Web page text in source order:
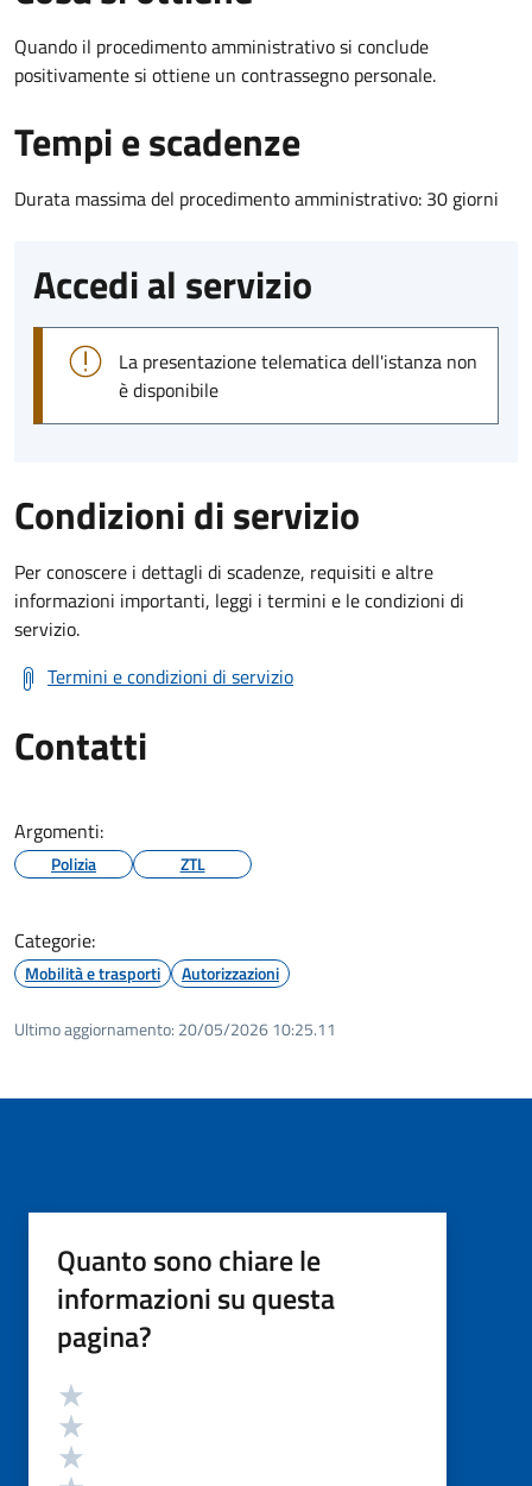
Quando il procedimento amministrativo si conclude
positivamente si ottiene un contrassegno personale.
Tempi e scadenze
Durata massima del procedimento amministrativo: 30 giorni
Accedi al servizio
La presentazione telematica dell'istanza non
è disponibile
Condizioni di servizio
Per conoscere i dettagli di scadenze, requisiti e altre
informazioni importanti, leggi i termini e le condizioni di
servizio.
Termini e condizioni di servizio
Contatti
Argomenti:
Polizia ZTL
Categorie:
Mobilità e trasporti Autorizzazioni
Ultimo aggiornamento: 20/05/2026 10:25.11
Quanto sono chiare le
informazioni su questa
pagina?
Valutazione